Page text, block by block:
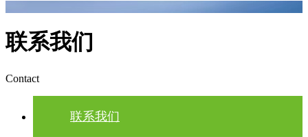
联系我们
Contact
联系我们